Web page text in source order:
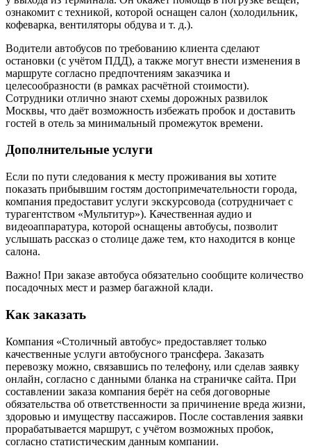
ознакомит с техникой, которой оснащен салон (холодильник,
кофеварка, вентиляторы обдува и т. д.).
Водители автобусов по требованию клиента сделают
остановки (с учётом ПДД), а также могут внести изменения в
маршруте согласно предпочтениям заказчика и
целесообразности (в рамках расчётной стоимости).
Сотрудники отлично знают схемы дорожных развилок
Москвы, что даёт возможность избежать пробок и доставить
гостей в отель за минимальный промежуток времени.
Дополнительные услуги
Если по пути следования к месту проживания вы хотите
показать прибывшим гостям достопримечательности города,
компания предоставит услуги экскурсовода (сотрудничает с
турагентством «Мультитур»). Качественная аудио и
видеоаппаратура, которой оснащены автобусы, позволит
услышать рассказ о столице даже тем, кто находится в конце
салона.
Важно! При заказе автобуса обязательно сообщите количество
посадочных мест и размер багажной клади.
Как заказать
Компания «Столичный автобус» предоставляет только
качественные услуги автобусного трансфера. Заказать
перевозку можно, связавшись по телефону, или сделав заявку
онлайн, согласно с данными бланка на страничке сайта. При
составлении заказа компания берёт на себя договорные
обязательства об ответственности за причинение вреда жизни,
здоровью и имуществу пассажиров. После составления заявки
прорабатывается маршрут, с учётом возможных пробок,
согласно статистическим данным компании.